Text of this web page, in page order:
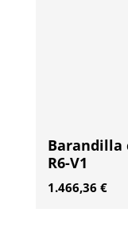
Barandilla
R6-V1
1.466,36 €